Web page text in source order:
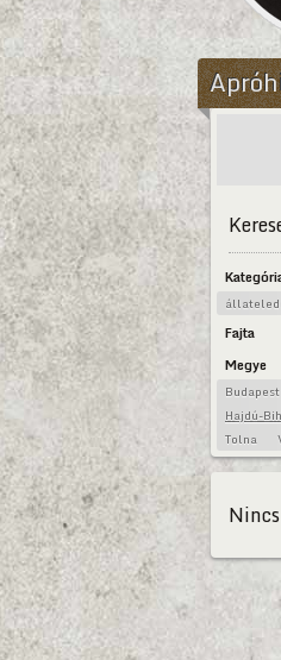
Fajta
Megye
Budapest
Hajdú-
Tolna